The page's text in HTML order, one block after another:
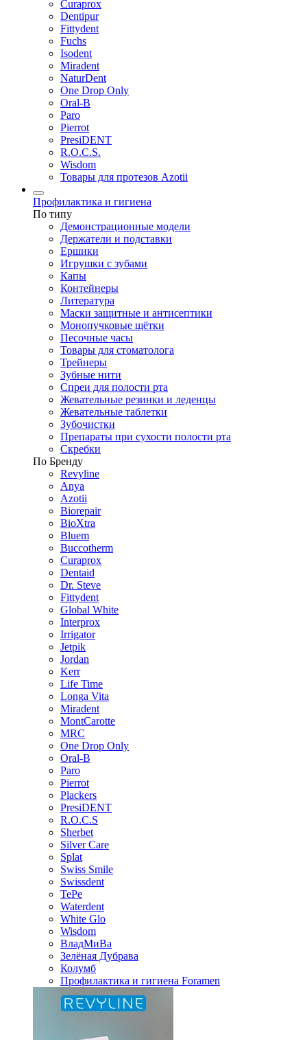
Curaprox
Dentipur
Fittydent
Fuchs
Isodent
Miradent
NaturDent
One Drop Only
Oral-B
Paro
Pierrot
PresiDENT
R.O.C.S.
Wisdom
Товары для протезов Azotii
Профилактика и гигиена
По типу
Демонстрационные модели
Держатели и подставки
Ершики
Игрушки с зубами
Капы
Контейнеры
Литература
Маски защитные и антисептики
Монопучковые щётки
Песочные часы
Товары для стоматолога
Трейнеры
Зубные нити
Спреи для полости рта
Жевательные резинки и леденцы
Жевательные таблетки
Зубочистки
Препараты при сухости полости рта
Скребки
По Бренду
Revyline
Anya
Azotii
Biorepair
BioXtra
Bluem
Buccotherm
Curaprox
Dentaid
Dr. Steve
Fittydent
Global White
Interprox
Irrigator
Jetpik
Jordan
Kerr
Life Time
Longa Vita
Miradent
MontCarotte
MRC
One Drop Only
Oral-B
Paro
Pierrot
Plackers
PresiDENT
R.O.C.S
Sherbet
Silver Care
Splat
Swiss Smile
Swissdent
TePe
Waterdent
White Glo
Wisdom
ВладМиВа
Зелёная Дубрава
Колумб
Профилактика и гигиена Foramen